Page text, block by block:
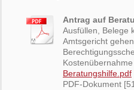
Antrag auf
Ausfüllen, Belege
Amtsgericht
Beratungshilfe.pdf
PDF-Dokument